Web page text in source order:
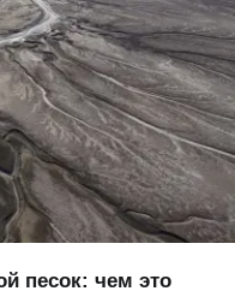
песок: чем это